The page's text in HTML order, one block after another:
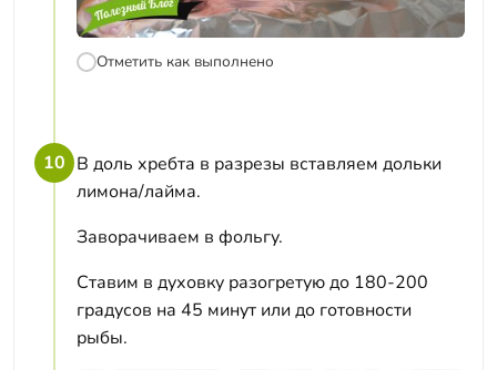
Отметить как выполнено
10 В доль хребта в разрезы вставляем дольки
лимона/лайма.
Заворачиваем в фольгу.
Ставим в духовку разогретую до 180-200
градусов на 45 минут или до готовности
рыбы.